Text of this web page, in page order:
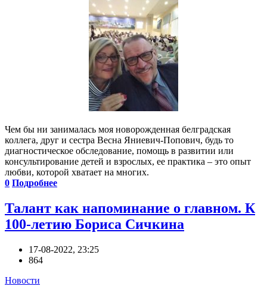
Чем бы ни занималась моя новорожденная белградская
коллега, друг и сестра Весна Яниевич-Попович, будь то
диагностическое обследование, помощь в развитии или
консультирование детей и взрослых, ее практика – это опыт
любви, которой хватает на многих.
0 Подробнее
Талант как напоминание о главном. К
100-летию Бориса Сичкина
17-08-2022, 23:25
864
Новости